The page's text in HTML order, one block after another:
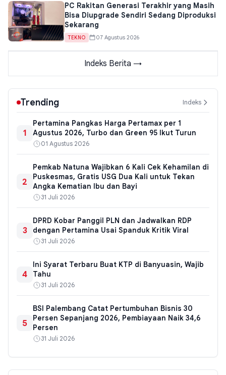
PC Rakitan Generasi Terakhir yang Masih
Bisa Diupgrade Sendiri Sedang Diproduksi
Sekarang
TEKNO 07 Agustus 2026
Indeks Berita →
Trending Indeks
1
Pertamina Pangkas Harga Pertamax per 1
Agustus 2026, Turbo dan Green 95 Ikut Turun
01 Agustus 2026
2
Pemkab Natuna Wajibkan 6 Kali Cek Kehamilan di
Puskesmas, Gratis USG Dua Kali untuk Tekan
Angka Kematian Ibu dan Bayi
31 Juli 2026
3
DPRD Kobar Panggil PLN dan Jadwalkan RDP
dengan Pertamina Usai Spanduk Kritik Viral
31 Juli 2026
4
Ini Syarat Terbaru Buat KTP di Banyuasin, Wajib
Tahu
31 Juli 2026
5
BSI Palembang Catat Pertumbuhan Bisnis 30
Persen Sepanjang 2026, Pembiayaan Naik 34,6
Persen
31 Juli 2026